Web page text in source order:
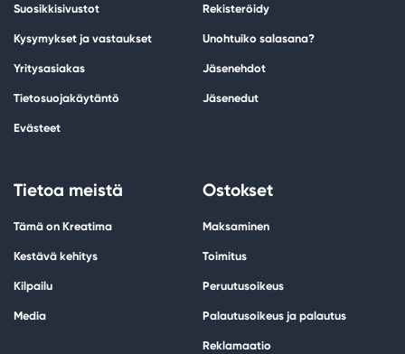
Suosikkisivustot
Kysymykset ja vastaukset
Yritysasiakas
Tietosuojakäytäntö
Evästeet
Rekisteröidy
Unohtuiko salasana?
Jäsenehdot
Jäsenedut
Tietoa meistä
Tämä on Kreatima
Kestävä kehitys
Kilpailu
Media
Ostokset
Maksaminen
Toimitus
Peruutusoikeus
Palautusoikeus ja palautus
Reklamaatio